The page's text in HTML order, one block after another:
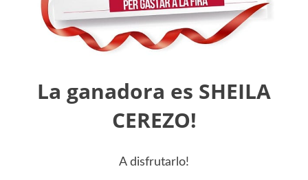
La ganadora es SHEILA
CEREZO!
A disfrutarlo!